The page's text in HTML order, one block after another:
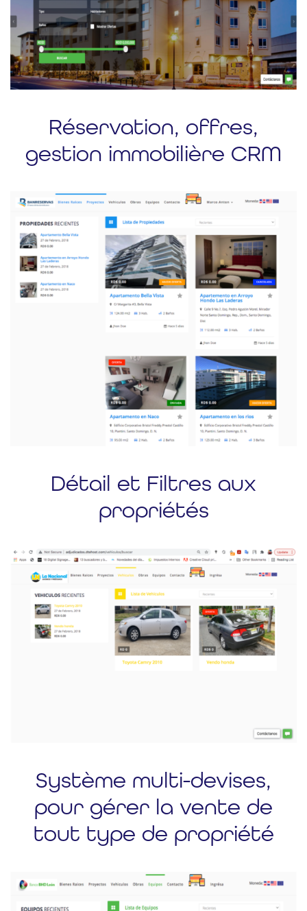
Réservation, offres,
gestion immobilière CRM
Détail et Filtres aux
propriétés
Système multi-devises,
pour gérer la vente de
tout type de propriété